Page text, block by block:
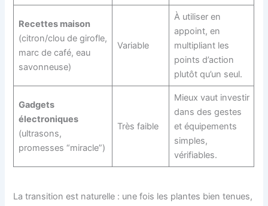
Recettes maison
(citron/clou de girofle,
marc de café, eau
savonneuse)
Variable
À utiliser en
appoint, en
multipliant les
points d’action
plutôt qu’un seul.
Gadgets
électroniques
(ultrasons,
promesses “miracle”)
Très faible
Mieux vaut investir
dans des gestes
et équipements
simples,
vérifiables.
La transition est naturelle : une fois les plantes bien tenues,